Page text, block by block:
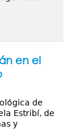
en el
de
Estribí, de
y